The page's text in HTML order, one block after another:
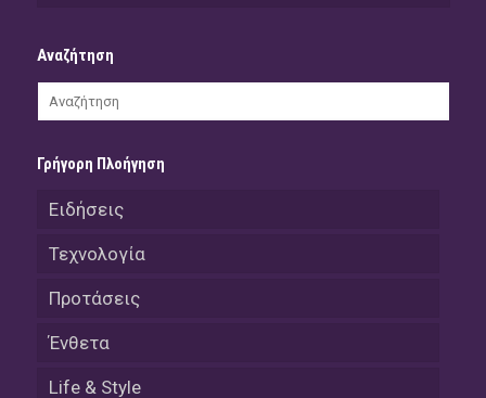
Αναζήτηση
Γρήγορη Πλοήγηση
Ειδήσεις
Τεχνολογία
Προτάσεις
Ένθετα
Life & Style